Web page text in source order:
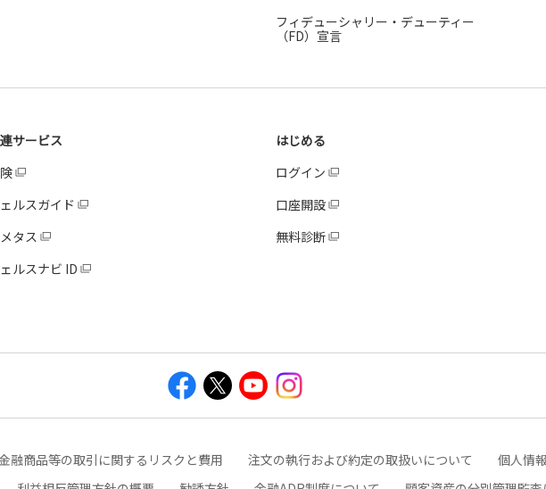
フィデューシャリー・デューティー
（FD）宣言
サービス
ルスガイド
タス
ルスナビ ID
はじめる
ログイン
口座開設
無料診断
融商品等の取引に関するリスクと費用 注文の執行および約定の取扱いについて
個人情